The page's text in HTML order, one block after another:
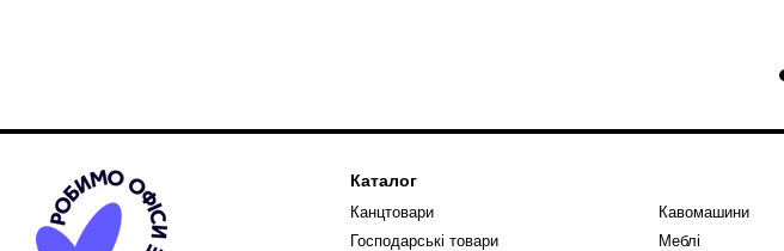
Каталог
Канцтовари
Господарські товари
Кавомашини
Меблі